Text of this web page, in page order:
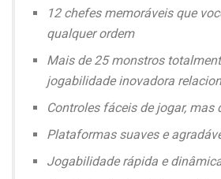
12 chefes memoráveis que
qualquer ordem
Mais de 25 monstros
jogabilidade inovadora
Controles fáceis de jogar, mas
Plataformas suaves e
Jogabilidade rápida e